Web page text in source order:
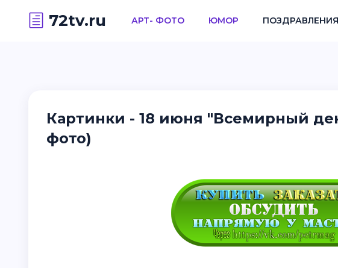
72tv.ru АРТ- ФОТО ЮМОР ПОЗДРАВЛЕНИЯ
Картинки - 18 июня "Всемирный
фото)